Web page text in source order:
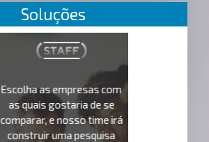
Soluções
Escolha as empresas com
as quais gostaria de se
comparar, e nosso time irá
construir uma pesquisa